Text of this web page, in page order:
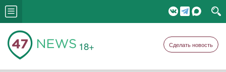
18+ Сделать новость